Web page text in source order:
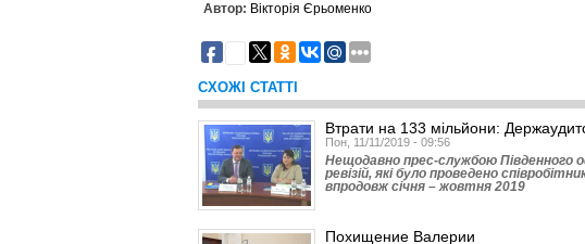
Автор: Вікторія Єрьоменко
СХОЖІ СТАТТІ
Втрати на 133 мільйони:
Пон, 11/11/2019 - 09:56
Нещодавно прес-службою Півден­ного
ревізій, які було проведено
впродовж січня – жовтня 2019
Похищение Валерии